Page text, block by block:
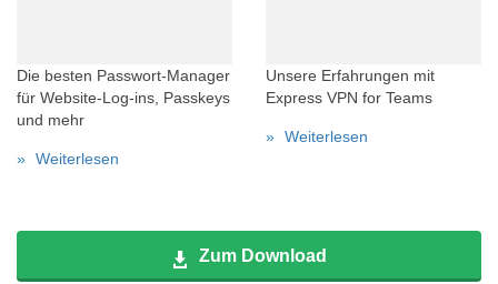
Die besten Passwort-Manager
für Website-Log-ins, Passkeys
und mehr
Weiterlesen
Unsere Erfahrungen mit
Express VPN for Teams
Weiterlesen
Zum Download